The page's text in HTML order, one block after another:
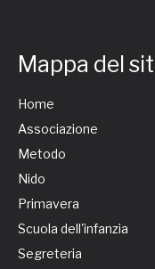
Mappa del
Home
Associazione
Metodo
Nido
Primavera
Scuola dell'infanzia
Segreteria